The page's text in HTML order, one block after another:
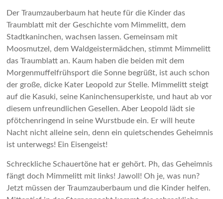
Der Traumzauberbaum hat heute für die Kinder das
Traumblatt mit der Geschichte vom Mimmelitt, dem
Stadtkaninchen, wachsen lassen. Gemeinsam mit
Moosmutzel, dem Waldgeistermädchen, stimmt Mimmelitt
das Traumblatt an. Kaum haben die beiden mit dem
Morgenmuffelfrühsport die Sonne begrüßt, ist auch schon
der große, dicke Kater Leopold zur Stelle. Mimmelitt steigt
auf die Kasuki, seine Kaninchensuperkiste, und haut ab vor
diesem unfreundlichen Gesellen. Aber Leopold lädt sie
pfötchenringend in seine Wurstbude ein. Er will heute
Nacht nicht alleine sein, denn ein quietschendes Geheimnis
ist unterwegs! Ein Eisengeist!
Schreckliche Schauertöne hat er gehört. Ph, das Geheimnis
fängt doch Mimmelitt mit links! Jawoll! Oh je, was nun?
Jetzt müssen der Traumzauberbaum und die Kinder helfen.